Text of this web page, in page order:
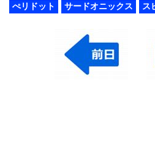
ぺリドット
サードオニックス ス